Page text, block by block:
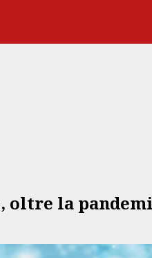
oltre la